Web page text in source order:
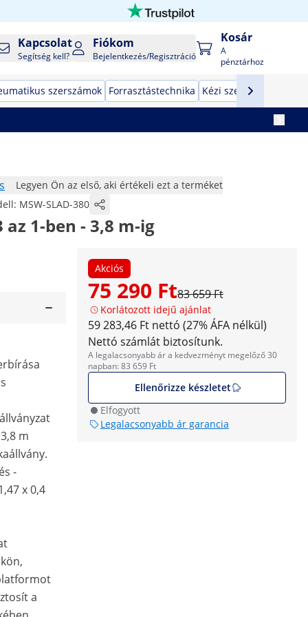
Kapcsolat
Segítség kell?
Fiókom
Bejelentkezés/Regisztráció
Kosár
A
pénztárhoz
szerszámok Forrasztástechnika Kézi szerszámok
Legyen Ön az első, aki értékeli ezt a terméket
MSW-SLAD-380
1-ben - 3,8 m-ig
Akciós
75 290 Ft83 659 Ft
Korlátozott idejű ajánlat
59 283,46 Ft nettó (27% ÁFA nélkül)
Nettó számlát biztosítunk.
A legalacsonyabb ár a kedvezményt megelőző 30
napban: 83 659 Ft
Ellenőrizze készletet
Elfogyott
Legalacsonyabb ár garancia
m
-
x 0,4
a